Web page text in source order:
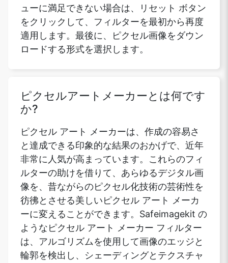
ューに満足できない場合は、リセット ボタン
をクリックして、フィルターを最初から再度
適用します。最後に、ピクセル画像をダウン
ロードする形式を選択します。
ピクセルアートメーカーとは何です
か?
ピクセル アート メーカーは、作成の容易さ
と達成できる印象的な結果のおかげで、近年
非常に人気が高まっています。これらのフィ
ルターの助けを借りて、あらゆるデジタル画
像を、昔ながらのピクセル化技術の芸術性を
彷彿とさせる美しいピクセル アート メーカ
ーに変えることができます。Safeimagekit の
ようなピクセル アート メーカー フィルター
は、アルゴリズムを使用して画像のエッジと
輪郭を検出し、シェーディングとテクスチャ